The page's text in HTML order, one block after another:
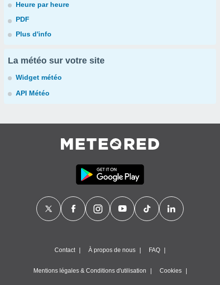
Heure par heure
PDF
Plus d'info
La météo sur votre site
Widget météo
API Météo
Contact À propos de nous FAQ
Mentions légales & Conditions d'utilisation Cookies